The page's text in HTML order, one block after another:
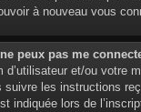
à nouveau vous
peux pas me
d’utilisateur et/ou
suivre les instructions
indiquée lors de